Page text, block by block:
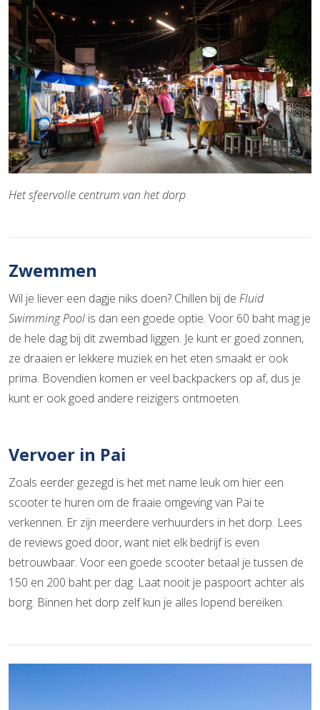
Het sfeervolle centrum van het dorp
Zwemmen
Wil je liever een dagje niks doen? Chillen bij de Fluid
Swimming Pool is dan een goede optie. Voor 60 baht mag je
de hele dag bij dit zwembad liggen. Je kunt er goed zonnen,
ze draaien er lekkere muziek en het eten smaakt er ook
prima. Bovendien komen er veel backpackers op af, dus je
kunt er ook goed andere reizigers ontmoeten.
Vervoer in Pai
Zoals eerder gezegd is het met name leuk om hier een
scooter te huren om de fraaie omgeving van Pai te
verkennen. Er zijn meerdere verhuurders in het dorp. Lees
de reviews goed door, want niet elk bedrijf is even
betrouwbaar. Voor een goede scooter betaal je tussen de
150 en 200 baht per dag. Laat nooit je paspoort achter als
borg. Binnen het dorp zelf kun je alles lopend bereiken.